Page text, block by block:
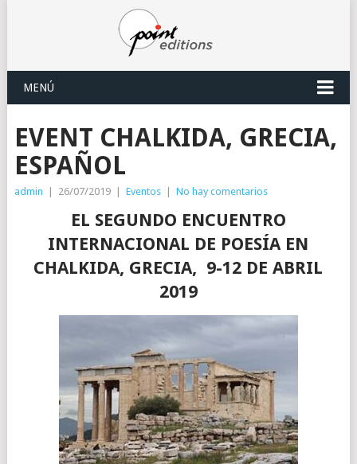
MENÚ
EVENT CHALKIDA, GRECIA,
ESPAÑOL
admin 26/07/2019 Eventos No hay comentarios
EL SEGUNDO ENCUENTRO
INTERNACIONAL DE POESÍA EN
CHALKIDA, GRECIA, 9-12 DE ABRIL
2019